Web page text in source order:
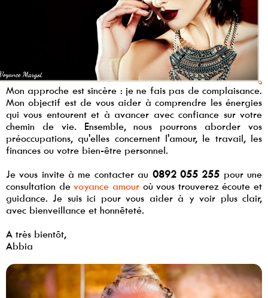
Mon approche est sincère : je ne fais pas de complaisance.
Mon objectif est de vous aider à comprendre les énergies
qui vous entourent et à avancer avec confiance sur votre
chemin de vie. Ensemble, nous pourrons aborder vos
préoccupations, qu'elles concernent l'amour, le travail, les
finances ou votre bien-être personnel.
Je vous invite à me contacter au 0892 055 255 pour une
consultation devoyance amouroù vous trouverez écoute et
guidance. Je suis ici pour vous aider à y voir plus clair,
avec bienveillance et honnêteté.
A très bientôt,
Abbia